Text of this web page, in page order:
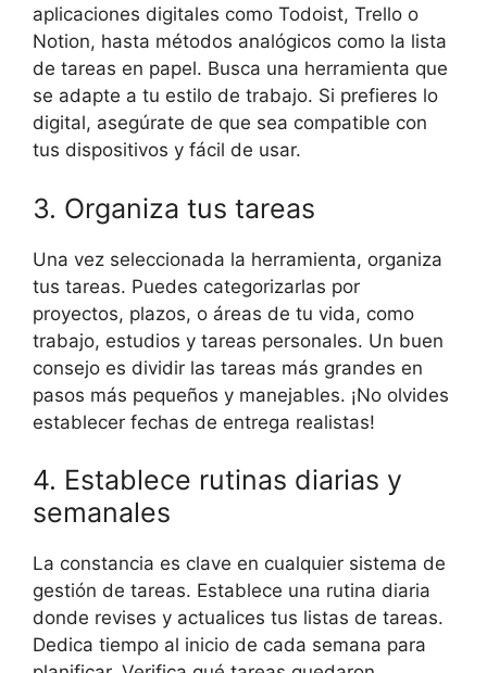
aplicaciones digitales como Todoist, Trello o
Notion, hasta métodos analógicos como la lista
de tareas en papel. Busca una herramienta que
se adapte a tu estilo de trabajo. Si prefieres lo
digital, asegúrate de que sea compatible con
tus dispositivos y fácil de usar.
3. Organiza tus tareas
Una vez seleccionada la herramienta, organiza
tus tareas. Puedes categorizarlas por
proyectos, plazos, o áreas de tu vida, como
trabajo, estudios y tareas personales. Un buen
consejo es dividir las tareas más grandes en
pasos más pequeños y manejables. ¡No olvides
establecer fechas de entrega realistas!
4. Establece rutinas diarias y
semanales
La constancia es clave en cualquier sistema de
gestión de tareas. Establece una rutina diaria
donde revises y actualices tus listas de tareas.
Dedica tiempo al inicio de cada semana para